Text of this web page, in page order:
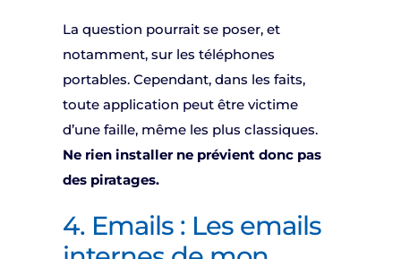
La question pourrait se poser, et
notamment, sur les téléphones
portables. Cependant, dans les faits,
toute application peut être victime
d’une faille, même les plus classiques.
Ne rien installer ne prévient donc pas
des piratages.
4. Emails : Les emails